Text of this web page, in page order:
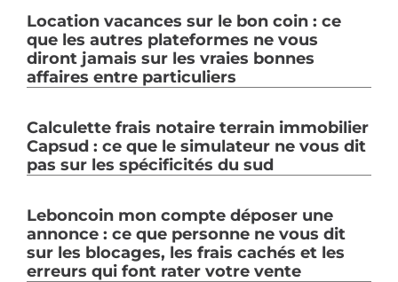
Location vacances sur le bon coin : ce
que les autres plateformes ne vous
diront jamais sur les vraies bonnes
affaires entre particuliers
Calculette frais notaire terrain immobilier
Capsud : ce que le simulateur ne vous dit
pas sur les spécificités du sud
Leboncoin mon compte déposer une
annonce : ce que personne ne vous dit
sur les blocages, les frais cachés et les
erreurs qui font rater votre vente